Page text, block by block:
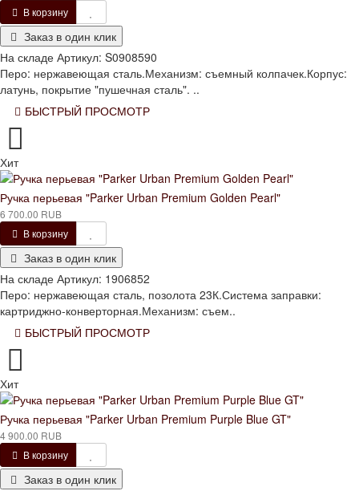
В корзину
Заказ в один клик
На складе Артикул: S0908590
Перо: нержавеющая сталь.Механизм: съемный колпачек.Корпус:
латунь, покрытие "пушечная сталь". ..
БЫСТРЫЙ ПРОСМОТР
Хит
Ручка перьевая "Parker Urban Premium Golden Pearl"
6 700.00 RUB
В корзину
Заказ в один клик
На складе Артикул: 1906852
Перо: нержавеющая сталь, позолота 23К.Система заправки:
картриджно-конверторная.Механизм: съем..
БЫСТРЫЙ ПРОСМОТР
Хит
Ручка перьевая "Parker Urban Premium Purple Blue GT"
4 900.00 RUB
В корзину
Заказ в один клик